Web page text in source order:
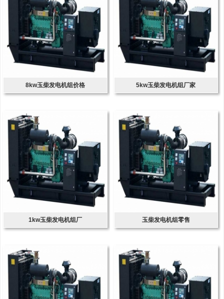
8kw玉柴发电机组价格 5kw玉柴发电机组厂家
1kw玉柴发电机组厂 玉柴发电机组零售